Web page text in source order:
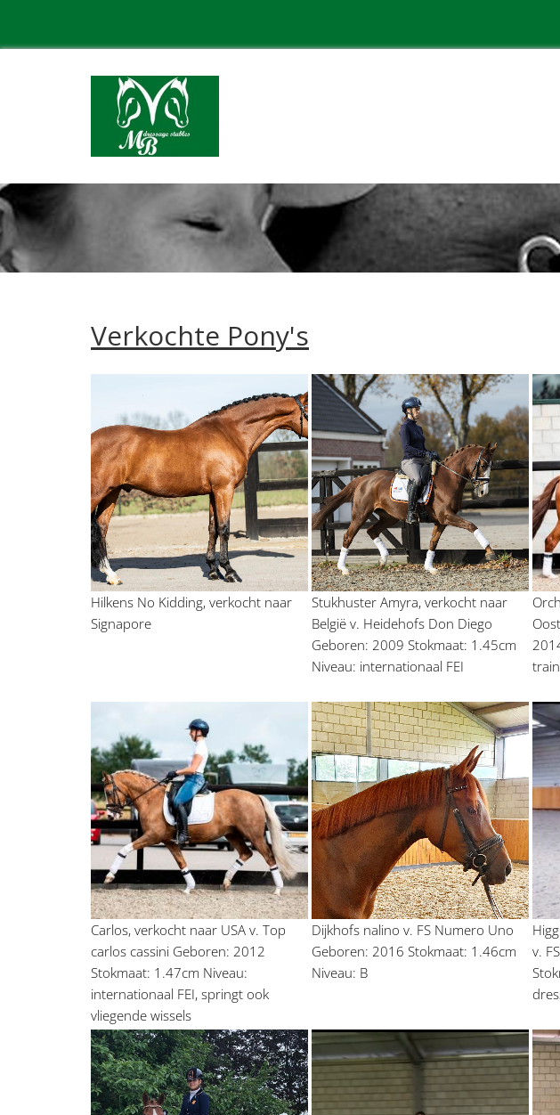
Verkochte Pony's
Hilkens No Kidding, verkocht naar
Signapore
Stukhuster Amyra, verkocht naar
België v. Heidehofs Don Diego
Geboren: 2009 Stokmaat: 1.45cm
Niveau: internationaal FEI
Carlos, verkocht naar USA v. Top
carlos cassini Geboren: 2012
Stokmaat: 1.47cm Niveau:
internationaal FEI, springt ook
vliegende wissels
Dijkhofs nalino v. FS Numero Uno
Geboren: 2016 Stokmaat: 1.46cm
Niveau: B
v.